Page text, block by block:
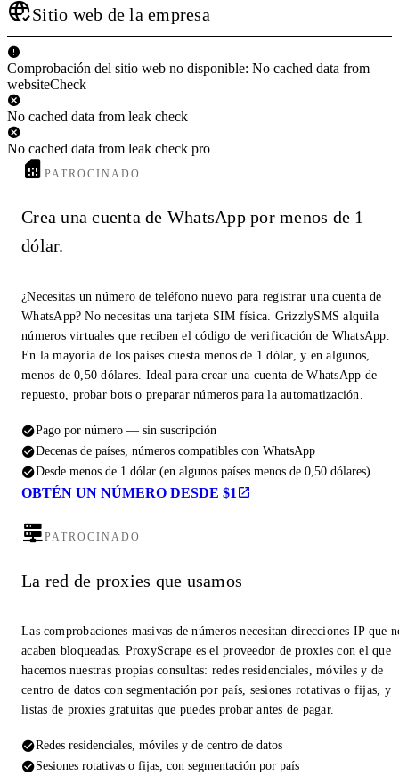
Sitio web de la empresa
Comprobación del sitio web no disponible: No cached data from
websiteCheck
No cached data from leak check
No cached data from leak check pro
PATROCINADO
Crea una cuenta de WhatsApp por menos de 1
dólar.
¿Necesitas un número de teléfono nuevo para registrar una cuenta de
WhatsApp? No necesitas una tarjeta SIM física. GrizzlySMS alquila
números virtuales que reciben el código de verificación de WhatsApp.
En la mayoría de los países cuesta menos de 1 dólar, y en algunos,
menos de 0,50 dólares. Ideal para crear una cuenta de WhatsApp de
repuesto, probar bots o preparar números para la automatización.
Pago por número — sin suscripción
Decenas de países, números compatibles con WhatsApp
Desde menos de 1 dólar (en algunos países menos de 0,50 dólares)
OBTÉN UN NÚMERO DESDE $1
PATROCINADO
La red de proxies que usamos
Las comprobaciones masivas de números necesitan direcciones IP que
acaben bloqueadas. ProxyScrape es el proveedor de proxies con el que
hacemos nuestras propias consultas: redes residenciales, móviles y de
centro de datos con segmentación por país, sesiones rotativas o fijas, y
listas de proxies gratuitas que puedes probar antes de pagar.
Redes residenciales, móviles y de centro de datos
Sesiones rotativas o fijas, con segmentación por país